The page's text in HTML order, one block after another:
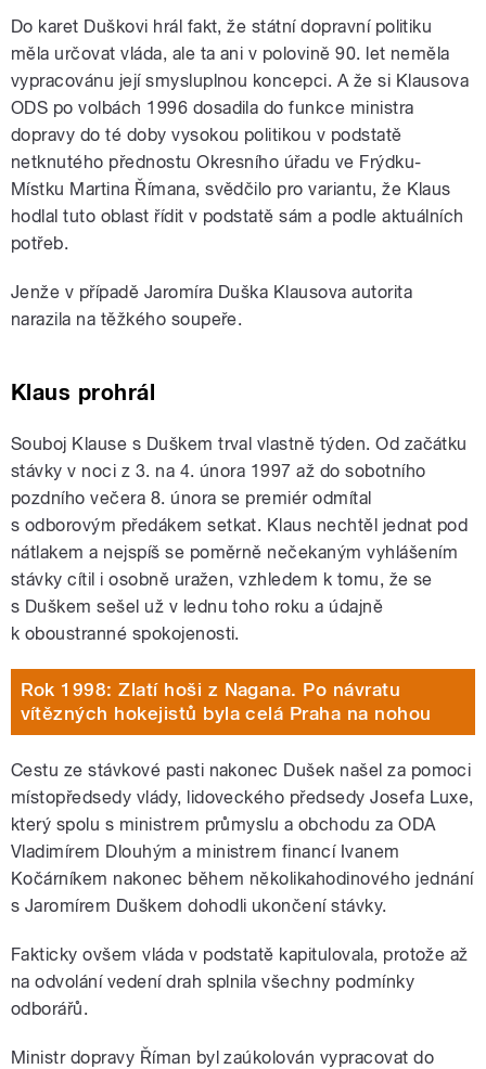
Do karet Duškovi hrál fakt, že státní dopravní politiku
měla určovat vláda, ale ta ani v polovině 90. let neměla
vypracovánu její smysluplnou koncepci. A že si Klausova
ODS po volbách 1996 dosadila do funkce ministra
dopravy do té doby vysokou politikou v podstatě
netknutého přednostu Okresního úřadu ve Frýdku-
Místku Martina Římana, svědčilo pro variantu, že Klaus
hodlal tuto oblast řídit v podstatě sám a podle aktuálních
potřeb.
Jenže v případě Jaromíra Duška Klausova autorita
narazila na těžkého soupeře.
Klaus prohrál
Souboj Klause s Duškem trval vlastně týden. Od začátku
stávky v noci z 3. na 4. února 1997 až do sobotního
pozdního večera 8. února se premiér odmítal
s odborovým předákem setkat. Klaus nechtěl jednat pod
nátlakem a nejspíš se poměrně nečekaným vyhlášením
stávky cítil i osobně uražen, vzhledem k tomu, že se
s Duškem sešel už v lednu toho roku a údajně
k oboustranné spokojenosti.
Rok 1998: Zlatí hoši z Nagana. Po návratu
vítězných hokejistů byla celá Praha na nohou
Cestu ze stávkové pasti nakonec Dušek našel za pomoci
místopředsedy vlády, lidoveckého předsedy Josefa Luxe,
který spolu s ministrem průmyslu a obchodu za ODA
Vladimírem Dlouhým a ministrem financí Ivanem
Kočárníkem nakonec během několikahodinového jednání
s Jaromírem Duškem dohodli ukončení stávky.
Fakticky ovšem vláda v podstatě kapitulovala, protože až
na odvolání vedení drah splnila všechny podmínky
odborářů.
Ministr dopravy Říman byl zaúkolován vypracovat do